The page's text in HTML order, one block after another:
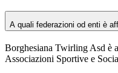
A quali federazioni od enti è
Borghesiana Twirling Asd è
Associazioni Sportive e